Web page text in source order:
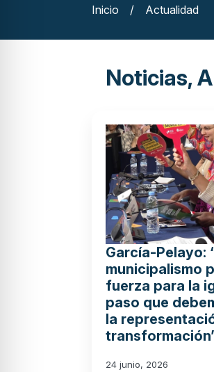
Inicio / Actualidad
Noticias,
García-Pelayo:
municipalismo
fuerza para la
paso que
la
24 junio, 2026